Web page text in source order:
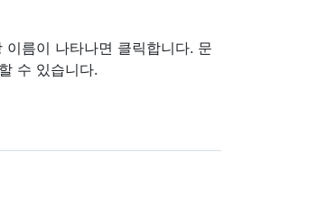
름이 나타나면 클릭합니다. 문
수 있습니다.